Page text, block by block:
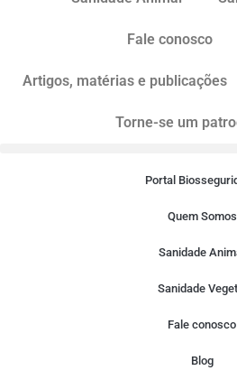
Fale conosco
Artigos, matérias e publicações
Torne-se um
Portal
Quem Somos
Sanidade
Sanidade
Fale conosco
Blog